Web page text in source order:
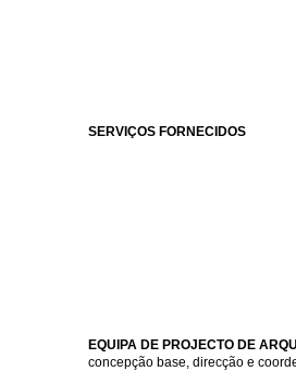
SERVIÇOS FORNECIDOS
EQUIPA DE PROJECTO DE
concepção base, direcção e